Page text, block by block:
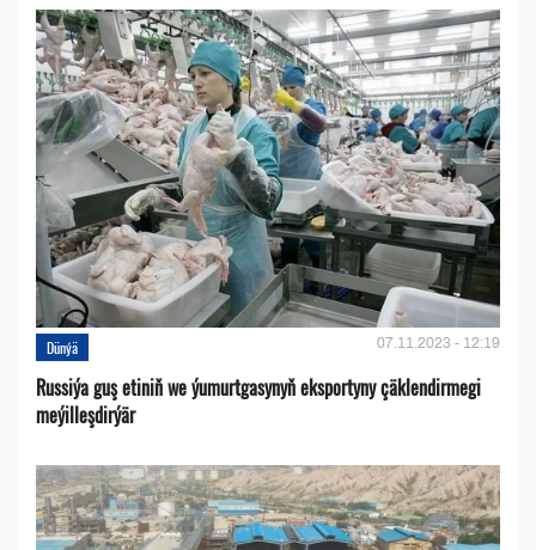
Dünýä 07.11.2023 - 12:19
Russiýa guş etiniň we ýumurtgasynyň eksportyny çäklendirmegi
meýilleşdirýär